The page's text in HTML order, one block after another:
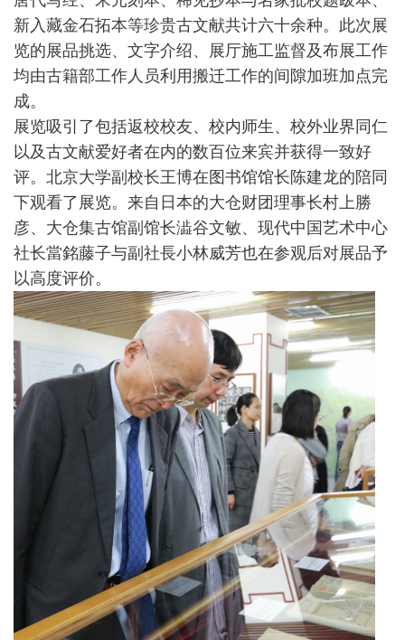
新入藏金石拓本等珍贵古文献共计六十余种。此次展
览的展品挑选、文字介绍、展厅施工监督及布展工作
均由古籍部工作人员利用搬迁工作的间隙加班加点完
成。
展览吸引了包括返校校友、校内师生、校外业界同仁
以及古文献爱好者在内的数百位来宾并获得一致好
评。北京大学副校长王博在图书馆馆长陈建龙的陪同
下观看了展览。来自日本的大仓财团理事长村上勝
彦、大仓集古馆副馆长澁谷文敏、现代中国艺术中心
社长當銘藤子与副社長小林威芳也在参观后对展品予
以高度评价。